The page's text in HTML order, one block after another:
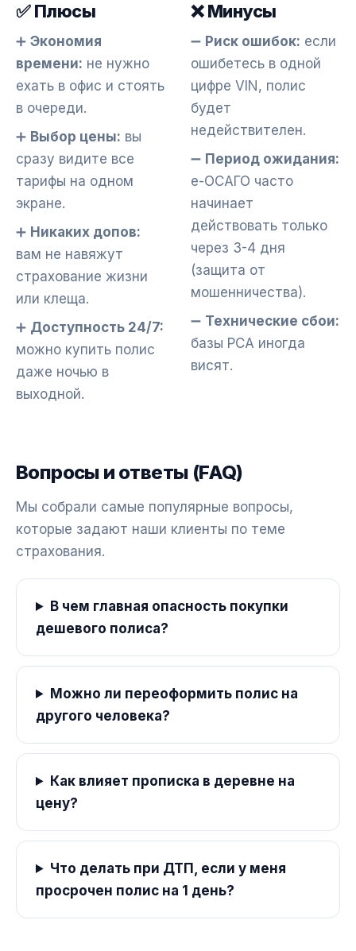
✅ Плюсы
➕ Экономия
времени: не нужно
ехать в офис и стоять
в очереди.
➕ Выбор цены: вы
сразу видите все
тарифы на одном
экране.
➕ Никаких допов:
вам не навяжут
страхование жизни
или клеща.
➕ Доступность 24/7:
можно купить полис
даже ночью в
выходной.
❌ Минусы
➖ Риск ошибок: если
ошибетесь в одной
цифре VIN, полис
будет
недействителен.
➖ Период ожидания:
е-ОСАГО часто
начинает
действовать только
через 3-4 дня
(защита от
мошенничества).
➖ Технические сбои:
базы РСА иногда
висят.
Вопросы и ответы (FAQ)
Мы собрали самые популярные вопросы,
которые задают наши клиенты по теме
страхования.
В чем главная опасность покупки
дешевого полиса?
Можно ли переоформить полис на
другого человека?
Как влияет прописка в деревне на
цену?
Что делать при ДТП, если у меня
просрочен полис на 1 день?